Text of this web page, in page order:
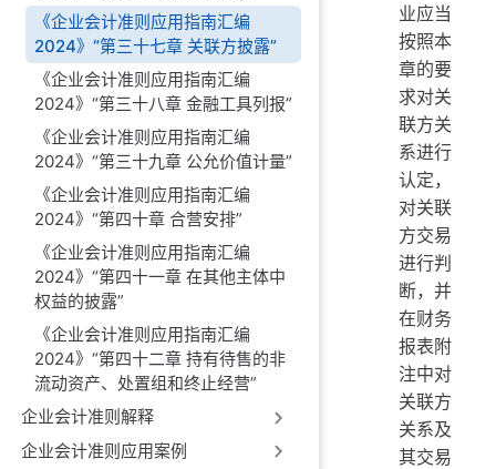
《企业会计准则应用指南汇编
2024》“第三十七章 关联方披露”
《企业会计准则应用指南汇编
2024》“第三十八章 金融工具列报”
《企业会计准则应用指南汇编
2024》“第三十九章 公允价值计量”
《企业会计准则应用指南汇编
2024》“第四十章 合营安排”
《企业会计准则应用指南汇编
2024》“第四十一章 在其他主体中
权益的披露”
《企业会计准则应用指南汇编
2024》“第四十二章 持有待售的非
流动资产、处置组和终止经营”
企业会计准则解释
企业会计准则应用案例
业应当
按照本
章的要
求对关
联方关
系进行
认定，
对关联
方交易
进行判
断，并
在财务
报表附
注中对
关联方
关系及
其交易